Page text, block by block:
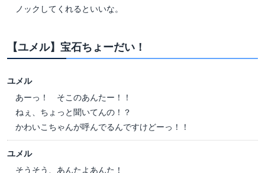
ノックしてくれるといいな。
【ユメル】宝石ちょーだい！
ユメル
あーっ！ そこのあんたー！！
ねぇ、ちょっと聞いてんの！？
かわいこちゃんが呼んでるんですけどーっ！！
ユメル
そうそう、あんたよあんた！